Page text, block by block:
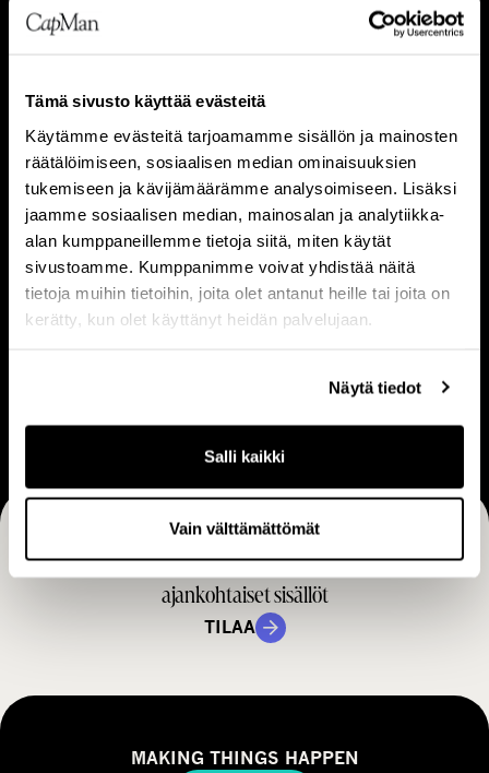
Tämä sivusto käyttää evästeitä
Käytämme evästeitä tarjoamamme sisällön ja mainosten
räätälöimiseen, sosiaalisen median ominaisuuksien
tukemiseen ja kävijämäärämme analysoimiseen. Lisäksi
jaamme sosiaalisen median, mainosalan ja analytiikka-
alan kumppaneillemme tietoja siitä, miten käytät
sivustoamme. Kumppanimme voivat yhdistää näitä
tietoja muihin tietoihin, joita olet antanut heille tai joita on
kerätty, kun olet käyttänyt heidän palvelujaan.
Näytä tiedot
Salli kaikki
Vain välttämättömät
e
t
o
a
m
e
i
s
Tietoa meistä
m
i
s
e
Ihmiset
V
i
s
i
a
e
Visio & strategia
L
i
i
k
i
i
n
t
a
m
Liiketoimintamalli
a
Tilaa CapManin uutiset, pörssitiedotteet ja muut
ajankohtaiset sisällöt
TILAA
MAKING THINGS HAPPEN